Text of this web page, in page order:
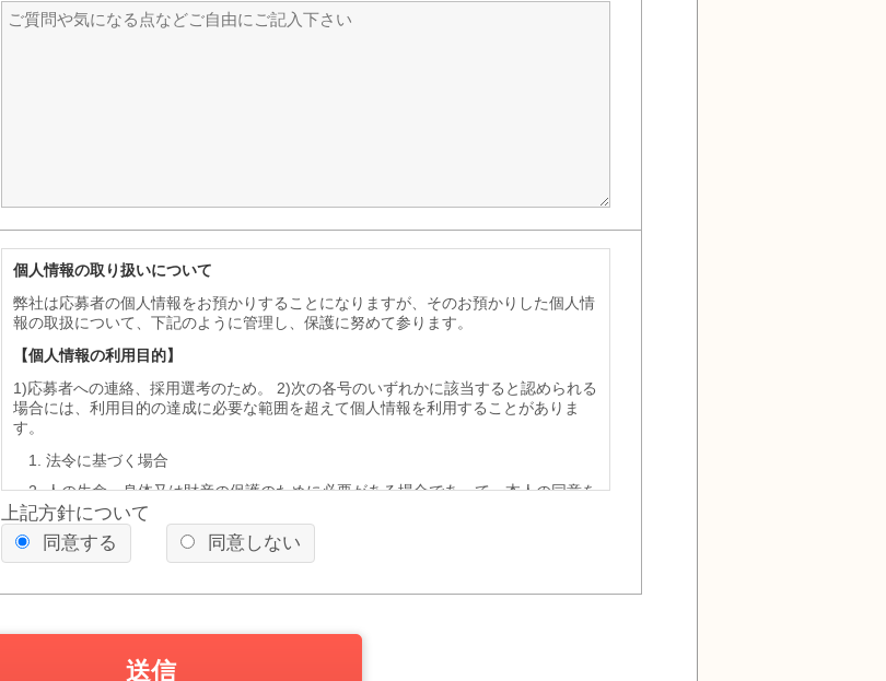
個人情報の取り扱いについて
弊社は応募者の個人情報をお預かりすることになりますが、そのお預かりした個人情
報の取扱について、下記のように管理し、保護に努めて参ります。
【個人情報の利用目的】
1)応募者への連絡、採用選考のため。 2)次の各号のいずれかに該当すると認められる
場合には、利用目的の達成に必要な範囲を超えて個人情報を利用することがありま
す。
法令に基づく場合
人の生命、身体又は財産の保護のために必要がある場合であって、本人の同意を
得ることが困難であるとき
公衆衛生の向上又は児童の健全な育成の推進のために特に必要がある場合であっ
て、本人の同意を得ることが困難であるとき
国の機関若しくは地方公共団体又はその委託を受けた者が法令の定める事務を遂
よって当該事務の遂行に支障を及ぼすおそれがあるとき
【第三者への提供】
上記方針について
同意する
同意しない
送信